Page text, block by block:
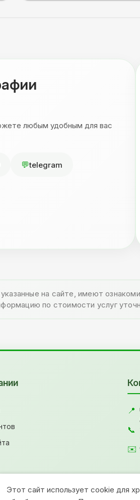
любым удобным для вас
telegram
на сайте, имеют
по стоимости услуг
📍
📞
✉️
Этот сайт использует cookie для